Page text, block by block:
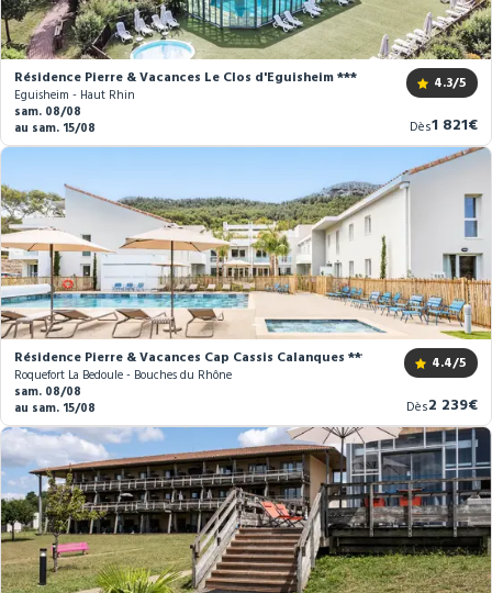
Résidence Pierre & Vacances Le Clos d'Eguisheim ***
Eguisheim - Haut Rhin
4.3/5
sam. 08/08
au sam. 15/08
Dès
prix
1 821€
Résidence Pierre & Vacances Cap Cassis Calanques ***
Roquefort La Bedoule - Bouches du Rhône
4.4/5
sam. 08/08
au sam. 15/08
DèsNouveau
prix
2 239€